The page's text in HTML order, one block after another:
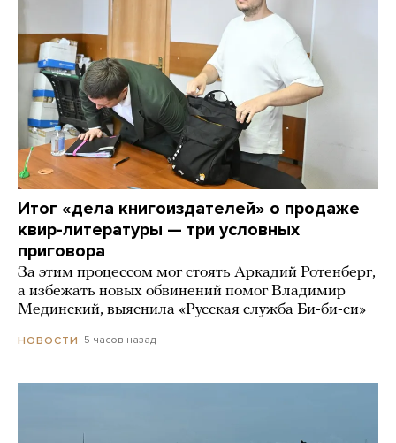
Итог «дела книгоиздателей» о продаже
квир-литературы — три условных
приговора
За этим процессом мог стоять Аркадий Ротенберг,
а избежать новых обвинений помог Владимир
Мединский, выяснила «Русская служба Би-би-си»
НОВОСТИ 5 часов назад